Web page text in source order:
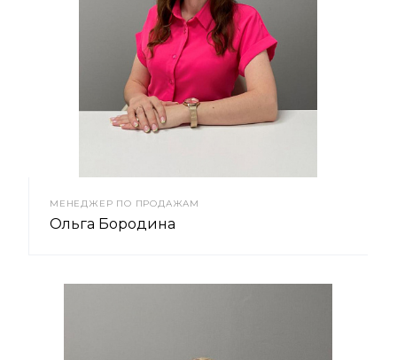
МЕНЕДЖЕР ПО ПРОДАЖАМ
Ольга Бородина